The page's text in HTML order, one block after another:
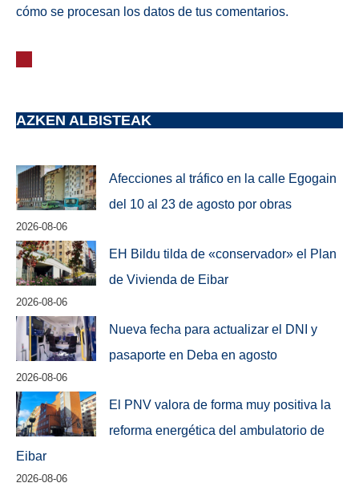
cómo se procesan los datos de tus comentarios.
AZKEN ALBISTEAK
Afecciones al tráfico en la calle Egogain
del 10 al 23 de agosto por obras
2026-08-06
EH Bildu tilda de «conservador» el Plan
de Vivienda de Eibar
2026-08-06
Nueva fecha para actualizar el DNI y
pasaporte en Deba en agosto
2026-08-06
El PNV valora de forma muy positiva la
reforma energética del ambulatorio de
Eibar
2026-08-06